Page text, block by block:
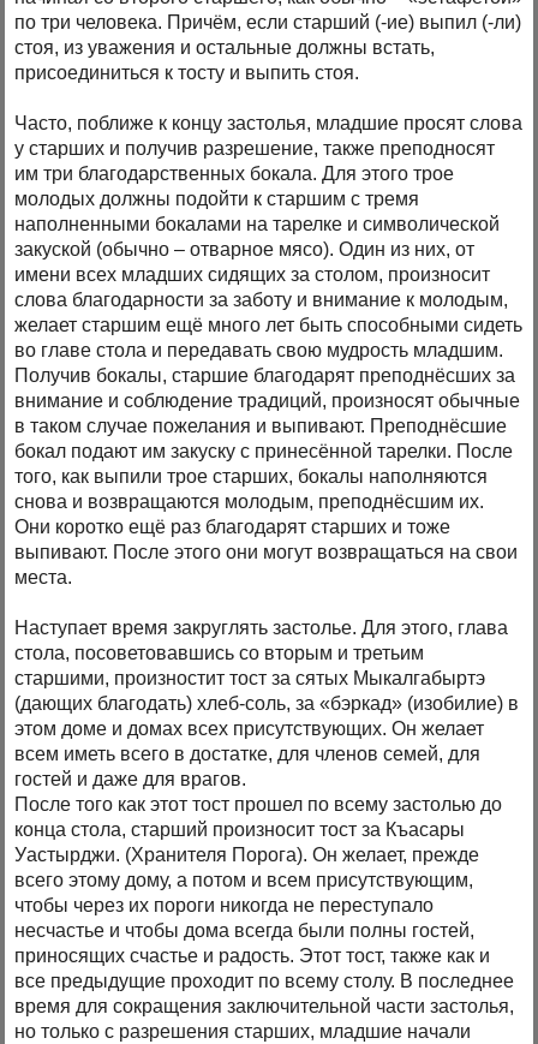
по три человека. Причём, если старший (-ие) выпил (-ли)
стоя, из уважения и остальные должны встать,
присоединиться к тосту и выпить стоя.
Часто, поближе к концу застолья, младшие просят слова
у старших и получив разрешение, также преподносят
им три благодарственных бокала. Для этого трое
молодых должны подойти к старшим с тремя
наполненными бокалами на тарелке и символической
закуской (обычно – отварное мясо). Один из них, от
имени всех младших сидящих за столом, произносит
слова благодарности за заботу и внимание к молодым,
желает старшим ещё много лет быть способными сидеть
во главе стола и передавать свою мудрость младшим.
Получив бокалы, старшие благодарят преподнёсших за
внимание и соблюдение традиций, произносят обычные
в таком случае пожелания и выпивают. Преподнёсшие
бокал подают им закуску с принесённой тарелки. После
того, как выпили трое старших, бокалы наполняются
снова и возвращаются молодым, преподнёсшим их.
Они коротко ещё раз благодарят старших и тоже
выпивают. После этого они могут возвращаться на свои
места.
Наступает время закруглять застолье. Для этого, глава
стола, посоветовавшись со вторым и третьим
старшими, произностит тост за сятых Мыкалгабыртэ
(дающих благодать) хлеб-соль, за «бэркад» (изобилие) в
этом доме и домах всех присутствующих. Он желает
всем иметь всего в достатке, для членов семей, для
гостей и даже для врагов.
После того как этот тост прошел по всему застолью до
конца стола, старший произносит тост за Къасары
Уастырджи. (Хранителя Порога). Он желает, прежде
всего этому дому, а потом и всем присутствующим,
чтобы через их пороги никогда не переступало
несчастье и чтобы дома всегда были полны гостей,
приносящих счастье и радость. Этот тост, также как и
все предыдущие проходит по всему столу. В последнее
время для сокращения заключительной части застолья,
но только с разрешения старших, младшие начали